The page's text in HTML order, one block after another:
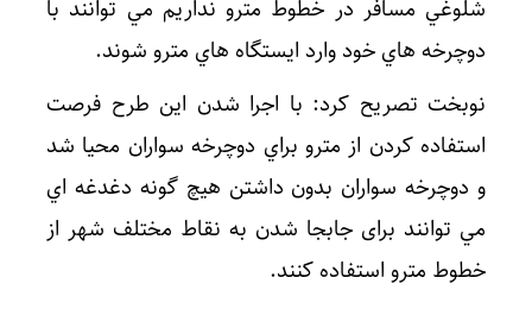
شلوغي مسافر در خطوط مترو نداریم مي توانند با
دوچرخه هاي خود وارد ايستگاه هاي مترو شوند.
نوبخت تصريح كرد: با اجرا شدن اين طرح فرصت
استفاده كردن از مترو براي دوچرخه سواران محيا شد
و دوچرخه سواران بدون داشتن هيچ گونه دغدغه اي
مي توانند برای جابجا شدن به نقاط مختلف شهر از
خطوط مترو استفاده کنند.